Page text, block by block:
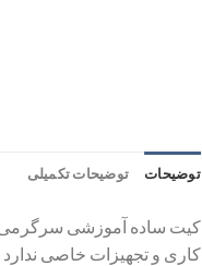
توضیحات توضیحات تکمیلی
کاری و تجهیزات خاصی ندارد شما میتوانید با